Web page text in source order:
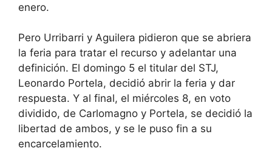
enero.
Pero Urribarri y Aguilera pidieron que se abriera
la feria para tratar el recurso y adelantar una
definición. El domingo 5 el titular del STJ,
Leonardo Portela, decidió abrir la feria y dar
respuesta. Y al final, el miércoles 8, en voto
dividido, de Carlomagno y Portela, se decidió la
libertad de ambos, y se le puso fin a su
encarcelamiento.